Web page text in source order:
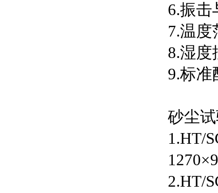
6.振击
7.温
8.湿度
9.标准
砂尘
1.HT/
2.HT/